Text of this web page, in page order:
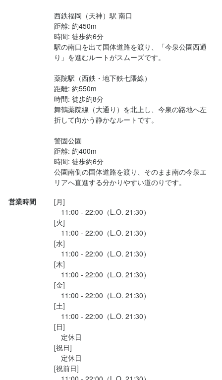
揚げたて天ぷらや豪華具材がのったうどんがラインナップされて
また　現行メニューでは
卓上モバイルオーダーで
西鉄福岡（天神）駅 南口
距離: 約450m
時間: 徒歩約6分
駅の南口を出て国体道路を渡り、「今泉公園西通
り」を進むルートがスムーズです。
薬院駅（西鉄・地下鉄七隈線）
距離: 約550m
時間: 徒歩約8分
舞鶴薬院線（大通り）を北上し、今泉の路地へ左
折して向かう静かなルートです。
警固公園
距離: 約400m
時間: 徒歩約6分
公園南側の国体道路を渡り、そのまま南の今泉エ
リアへ直進する分かりやすい道のりです。
営業時間
[月]
11:00 - 22:00（L.O. 21:30）
[火]
11:00 - 22:00（L.O. 21:30）
[水]
11:00 - 22:00（L.O. 21:30）
[木]
11:00 - 22:00（L.O. 21:30）
[金]
11:00 - 22:00（L.O. 21:30）
[土]
11:00 - 22:00（L.O. 21:30）
[日]
定休日
[祝日]
定休日
[祝前日]
日々のうどん 讃三
最終更新日2026/05/27